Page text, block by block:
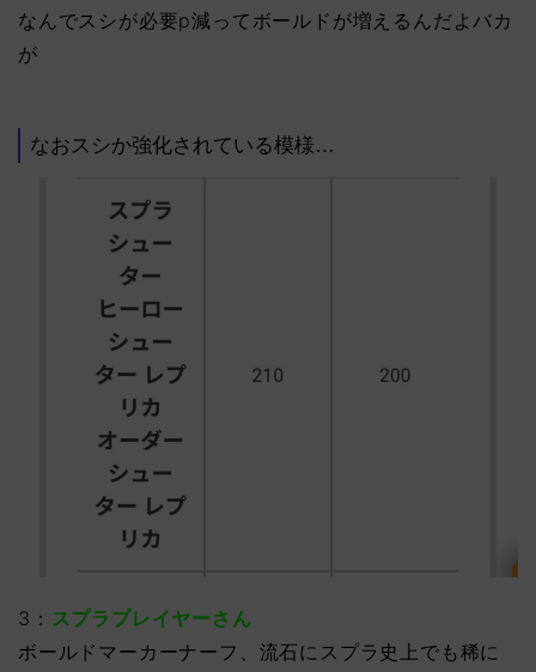
なんでスシが必要p減ってボールドが増えるんだよバカ
が
なおスシか強化されている模様…
3： スプラプレイヤーさん
ボールドマーカーナーフ、流石にスプラ史上でも稀に